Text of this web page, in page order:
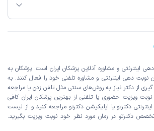
اینترنتی و مشاوره آنلاین پزشکان ایران است. پزشکان به
نوبت دهی اینترنتی و مشاوره تلفنی خود را فعال کنند. به
گیری از دکتر نیاز به روش‌های سنتی مثل تلفن زدن یا مراجعه
ویزیت حضوری یا تلفنی از بهترین پزشکان ایران کافی
دکترتو یا اپلیکیشن دکترتو مراجعه کنید و از لیست
تخصص دکترتو در زمان مورد نظر خود نوبت ویزیت بگیرید.